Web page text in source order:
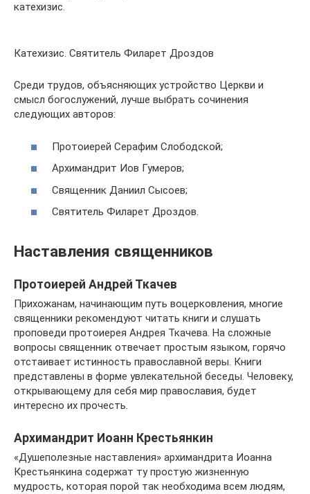
катехизис.
Катехизис. Святитель Филарет Дроздов
Среди трудов, объясняющих устройство Церкви и
смысл богослужений, лучше выбрать сочинения
следующих авторов:
Протоиерей Серафим Слободской;
Архимандрит Иов Гумеров;
Священник Даниил Сысоев;
Святитель Филарет Дроздов.
Наставления священников
Протоиерей Андрей Ткачев
Прихожанам, начинающим путь воцерковления, многие
священники рекомендуют читать книги и слушать
проповеди протоиерея Андрея Ткачева. На сложные
вопросы священник отвечает простым языком, горячо
отстаивает истинность православной веры. Книги
представлены в форме увлекательной беседы. Человеку,
открывающему для себя мир православия, будет
интересно их прочесть.
Архимандрит Иоанн Крестьянкин
«Душеполезные наставления» архимандрита Иоанна
Крестьянкина содержат ту простую жизненную
мудрость, которая порой так необходима всем людям,